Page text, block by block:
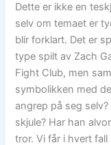
Dette er ikke en
selv om temaet er
blir forklart. Det er
type spilt av Zach
Fight Club, men
symbolikken med
angrep på seg
skjule? Har han
tror. Vi får i hvert